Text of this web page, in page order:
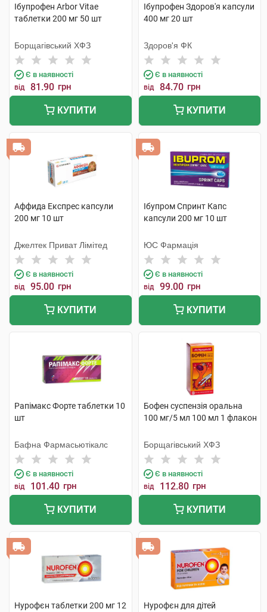
Ібупрофен Arbor Vitae
таблетки 200 мг 50 шт
Борщагівський ХФЗ
Є в наявності
від 81.90 грн
КУПИТИ
Ібупрофен Здоров'я капсули
400 мг 20 шт
Здоров'я ФК
Є в наявності
від 84.70 грн
КУПИТИ
Аффида Експрес капсули
200 мг 10 шт
Джелтек Приват Лімітед
Є в наявності
від 95.00 грн
КУПИТИ
Ібупром Спринт Капс
капсули 200 мг 10 шт
ЮС Фармація
Є в наявності
від 99.00 грн
КУПИТИ
Рапімакс Форте таблетки 10
шт
Бафна Фармасьютікалс
Є в наявності
від 101.40 грн
КУПИТИ
Бофен суспензія оральна
100 мг/5 мл 100 мл 1 флакон
Борщагівський ХФЗ
Є в наявності
від 112.80 грн
КУПИТИ
Нурофєн таблетки 200 мг 12
Нурофєн для дітей